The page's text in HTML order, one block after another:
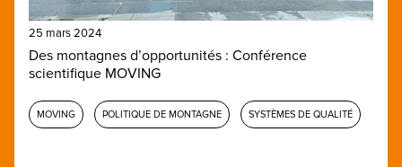
25 mars 2024
Des montagnes d’opportunités : Conférence
scientifique MOVING
MOVING POLITIQUE DE MONTAGNE SYSTÈMES DE QUALITÉ